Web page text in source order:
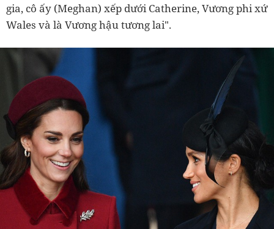
gia, cô ấy (Meghan) xếp dưới Catherine, Vương phi xứ
Wales và là Vương hậu tương lai".